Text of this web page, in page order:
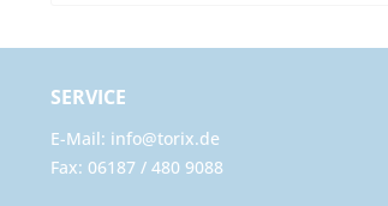
SERVICE
E-Mail: info@torix.de
Fax: 06187 / 480 9088